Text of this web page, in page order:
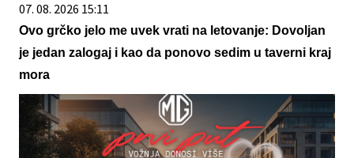
07. 08. 2026 15:11
Ovo grčko jelo me uvek vrati na letovanje: Dovoljan
je jedan zalogaj i kao da ponovo sedim u taverni kraj
mora